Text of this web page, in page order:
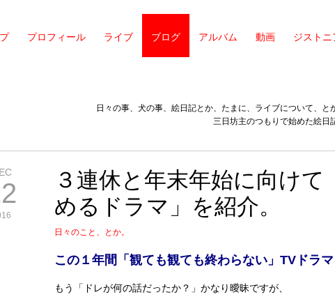
プロフィール ライブ ブログ アルバム 動画 ジスト
日々の事、犬の事、絵日記とか、たまに、ライブについて、
三日坊主のつもりで始めた絵日
３連休と年末年始に向けて
めるドラマ」を紹介。
日々のこと、とか。
この１年間「観ても観ても終わらない」TVドラマ
もう「ドレが何の話だったか？」かなり曖昧ですが、